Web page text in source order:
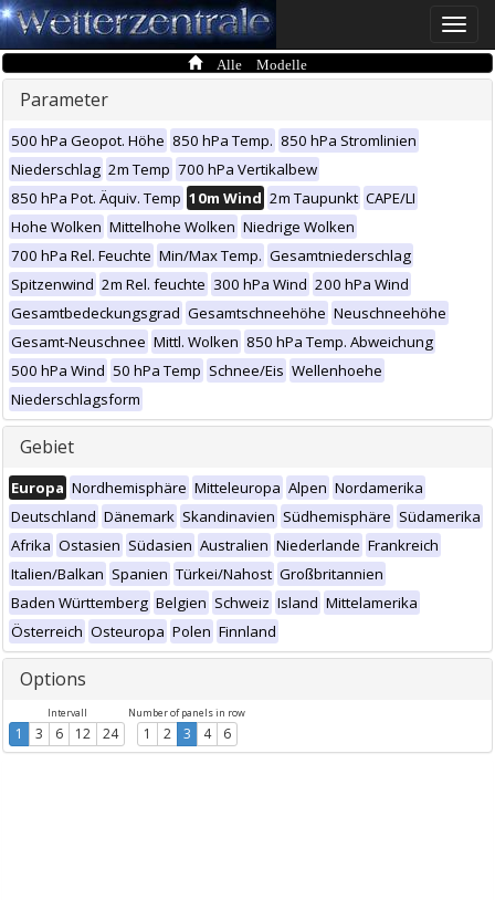
Toggle
Alle Modelle
Parameter
500 hPa Geopot. Höhe 850 hPa Temp. 850 hPa Stromlinien
Niederschlag 2m Temp 700 hPa Vertikalbew
850 hPa Pot. Äquiv. Temp 10m Wind 2m Taupunkt CAPE/LI
Hohe Wolken Mittelhohe Wolken Niedrige Wolken
700 hPa Rel. Feuchte Min/Max Temp. Gesamtniederschlag
Spitzenwind 2m Rel. feuchte 300 hPa Wind 200 hPa Wind
Gesamtbedeckungsgrad Gesamtschneehöhe Neuschneehöhe
Gesamt-Neuschnee Mittl. Wolken 850 hPa Temp. Abweichung
500 hPa Wind 50 hPa Temp Schnee/Eis Wellenhoehe
Niederschlagsform
Gebiet
Europa Nordhemisphäre Mitteleuropa Alpen Nordamerika
Deutschland Dänemark Skandinavien Südhemisphäre Südamerika
Afrika Ostasien Südasien Australien Niederlande Frankreich
Italien/Balkan Spanien Türkei/Nahost Großbritannien
Baden Württemberg Belgien Schweiz Island Mittelamerika
Österreich Osteuropa Polen Finnland
Options
Intervall
1 3 6 12 24
Number of panels in row
1 2 3 4 6